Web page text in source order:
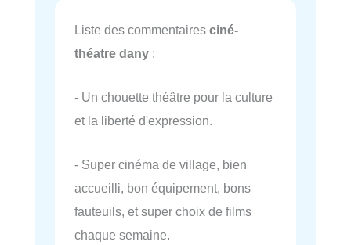
Liste des commentaires ciné-
théatre dany :
- Un chouette théâtre pour la culture
et la liberté d'expression.
- Super cinéma de village, bien
accueilli, bon équipement, bons
fauteuils, et super choix de films
chaque semaine.